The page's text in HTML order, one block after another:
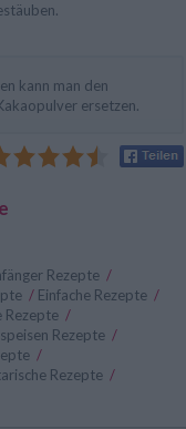
kann man den
ersetzen.
Rezepte /
/ Einfache Rezepte /
Rezepte /
Rezepte /
/
Rezepte /